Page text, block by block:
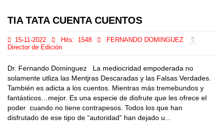
TIA TATA CUENTA CUENTOS
15-11-2022 Hits: 1548
FERNANDO DOMINGUEZ
Director de Edición
Dr. Fernando Dominguez La mediocridad empoderada no
solamente utliza las Mentjras Descaradas y las Falsas Verdades.
También es adicta a los cuentos. Mientras más tremebundos y
fantásticos…mejor. Es una especie de disfrute que les ofrece el
poder cuando no tiene contrapesos. Todos los que han
disfrutado de ese tipo de “autoridad” han dejado u...